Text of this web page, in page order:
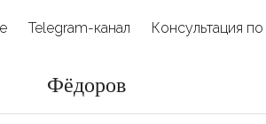
Telegram-канал Консультация
Фёдоров